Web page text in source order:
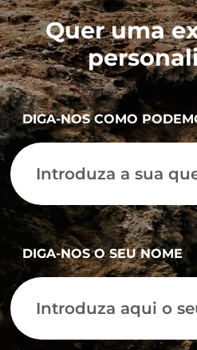
Quer uma
DIGA-NOS COMO
DIGA-NOS O SEU NOME